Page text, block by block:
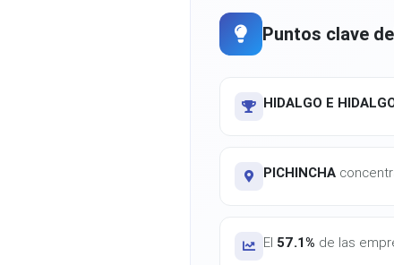
Puntos clave
HIDALGO E
PICHINCHA
El 57.1% de las